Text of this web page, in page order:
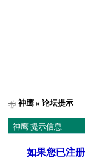
神鹰 » 论坛提示
神鹰 提示信息
如果您已注